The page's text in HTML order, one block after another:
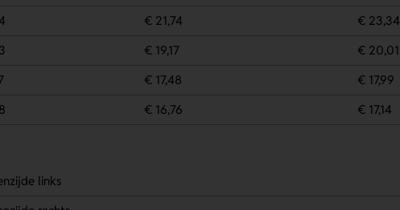
€ 21,74 € 23,34
€ 19,17 € 20,01
€ 17,48 € 17,99
€ 16,76 € 17,14
links